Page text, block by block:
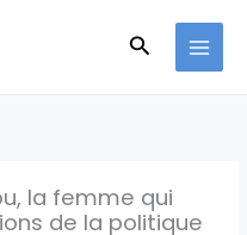
la femme qui
de la politique